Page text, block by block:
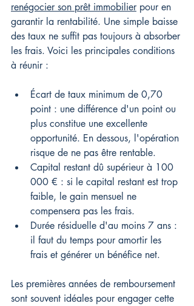
renégocier son prêt immobilier pour en
garantir la rentabilité. Une simple baisse
des taux ne suffit pas toujours à absorber
les frais. Voici les principales conditions
à réunir :
Écart de taux minimum de 0,70
point : une différence d'un point ou
plus constitue une excellente
opportunité. En dessous, l'opération
risque de ne pas être rentable.
Capital restant dû supérieur à 100
000 € : si le capital restant est trop
faible, le gain mensuel ne
compensera pas les frais.
Durée résiduelle d'au moins 7 ans :
il faut du temps pour amortir les
frais et générer un bénéfice net.
Les premières années de remboursement
sont souvent idéales pour engager cette